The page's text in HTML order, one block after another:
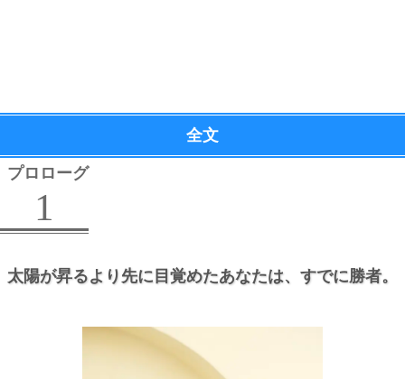
全文
プロローグ
1
太陽が昇るより先に目覚めたあなたは、 すでに勝者。